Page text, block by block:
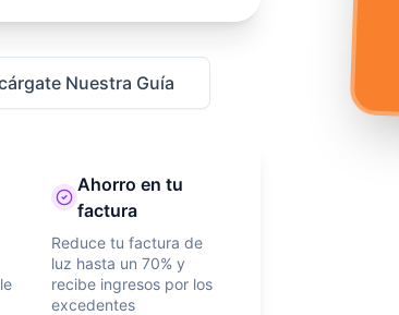
Nuestra Guía
Ahorro en tu
factura
Reduce tu factura de
luz hasta un 70% y
recibe ingresos por los
excedentes